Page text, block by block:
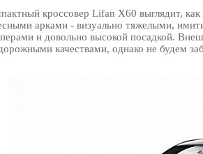
кроссовер Lifan X60 выглядит,
арками - визуально тяжелыми,
и довольно высокой посадкой.
качествами, однако не будем